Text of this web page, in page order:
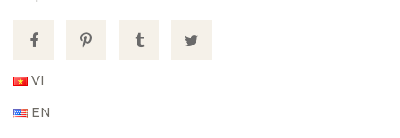
VI
EN